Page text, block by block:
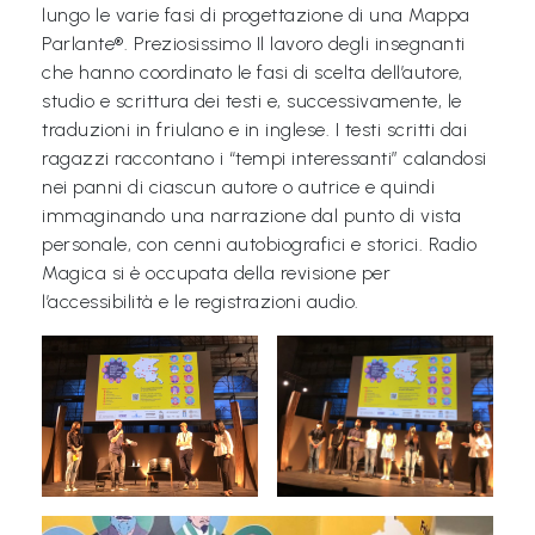
lungo le varie fasi di progettazione di una Mappa
Parlante®. Preziosissimo Il lavoro degli insegnanti
che hanno coordinato le fasi di scelta dell’autore,
studio e scrittura dei testi e, successivamente, le
traduzioni in friulano e in inglese. I testi scritti dai
ragazzi raccontano i “tempi interessanti” calandosi
nei panni di ciascun autore o autrice e quindi
immaginando una narrazione dal punto di vista
personale, con cenni autobiografici e storici. Radio
Magica si è occupata della revisione per
l’accessibilità e le registrazioni audio.